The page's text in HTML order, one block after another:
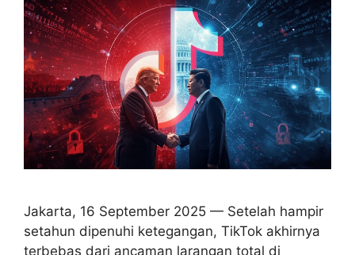
Jakarta, 16 September 2025 — Setelah hampir
setahun dipenuhi ketegangan, TikTok akhirnya
terbebas dari ancaman larangan total di